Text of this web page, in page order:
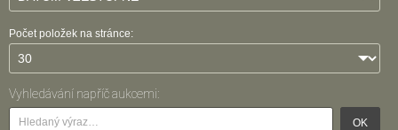
Počet položek na stránce:
Vyhledávání napříč aukcemi:
OK